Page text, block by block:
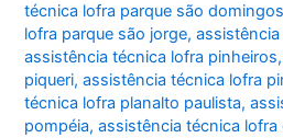
técnica lofra parque são domingos
lofra parque são jorge,
assistência técnica lofra pinheiros
piqueri,assistência técnica lofra
técnica lofra planalto paulista,
pompéia,assistência técnica lofra